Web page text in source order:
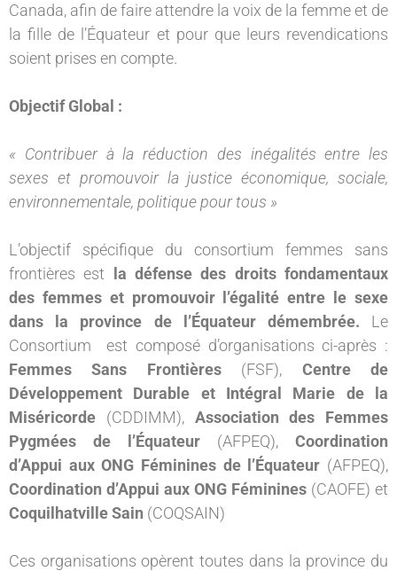
Canada, afin de faire attendre la voix de la femme et de
la fille de l’Équateur et pour que leurs revendications
soient prises en compte.
Objectif Global :
« Contribuer à la réduction des inégalités entre les
sexes et promouvoir la justice économique, sociale,
environnementale, politique pour tous »
L’objectif spécifique du consortium femmes sans
frontières est
la défense des droits fondamentaux
des femmes et promouvoir l’égalité entre le sexe
dans la province de l’Équateur démembrée. Le
Consortium est composé d’organisations ci-après :
Femmes Sans Frontières(FSF), Centre de
Développement Durable et Intégral Marie de la
Miséricorde (CDDIMM), Association des Femmes
Pygmées de l’Équateur (AFPEQ), Coordination
d’Appui aux ONG Féminines de l’Équateur (AFPEQ),
Coordination d’Appui aux ONG Féminines (CAOFE) et
Coquilhatville Sain (COQSAIN)
Ces organisations opèrent toutes dans la province du